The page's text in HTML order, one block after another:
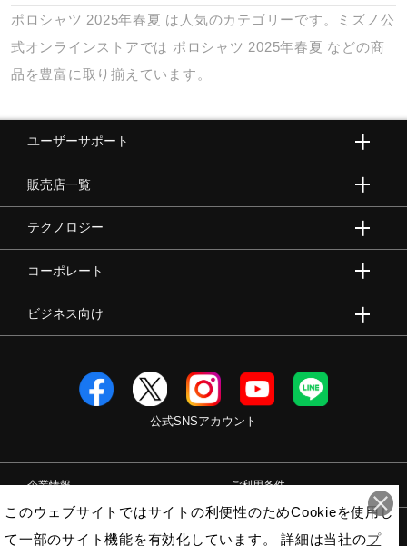
ポロシャツ 2025年春夏 は人気のカテゴリーです。ミズノ公
式オンラインストアでは ポロシャツ 2025年春夏 などの商
品を豊富に取り揃えています。
ユーザーサポート
販売店一覧
テクノロジー
コーポレート
ビジネス向け
公式SNSアカウント
企業情報 ご利用条件
このウェブサイトではサイトの利便性のためCookieを使用し
て一部のサイト機能を有効化しています。 詳細は当社のプ